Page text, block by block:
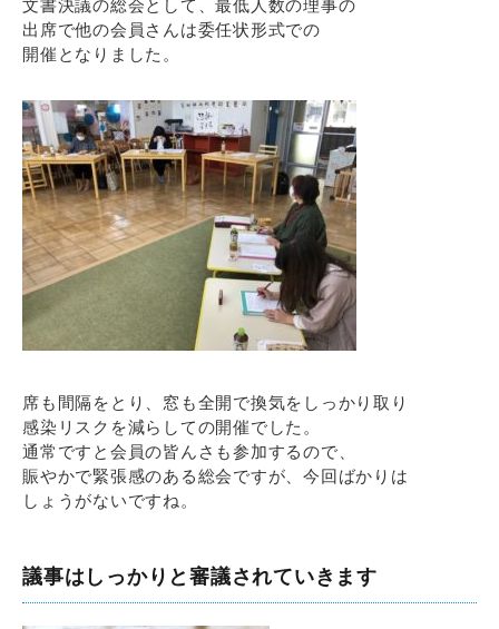
文書決議の総会として、最低人数の理事の
出席で他の会員さんは委任状形式での
開催となりました。
席も間隔をとり、窓も全開で換気をしっかり取り
感染リスクを減らしての開催でした。
通常ですと会員の皆んさも参加するので、
賑やかで緊張感のある総会ですが、今回ばかりは
しょうがないですね。
議事はしっかりと審議されていきます